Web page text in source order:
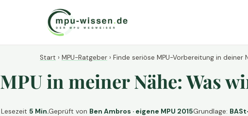
Start › MPU-Ratgeber › Finde seriöse MPU-Vorbereitung in deiner
MPU in meiner Nähe: Was
Lesezeit 5 Min.Geprüft von Ben Ambros · eigene MPU 2015Grundlage: